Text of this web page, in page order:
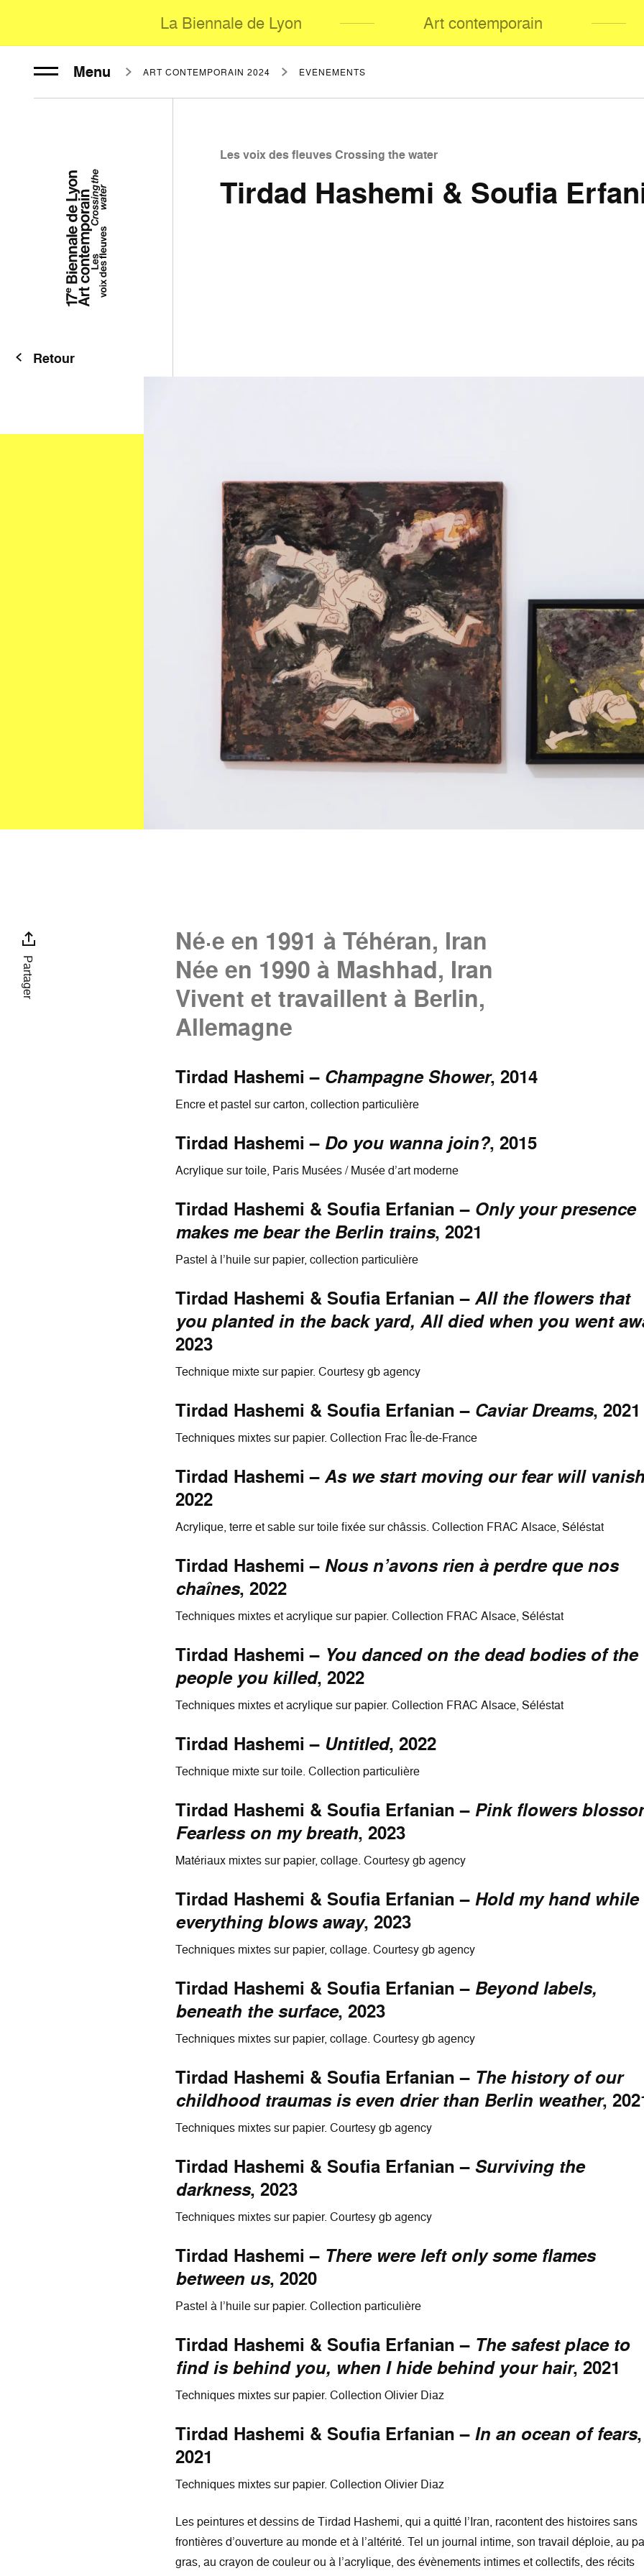
La Biennale de Lyon Art contemporain
Menu ART CONTEMPORAIN 2024 ÉVÈNEMENTS
Les voix des fleuves Crossing the water
Tirdad Hashemi & Soufia
Retour
Partager
Né·e en 1991 à Téhéran, Iran
Née en 1990 à Mashhad, Iran
Vivent et travaillent à Berlin,
Allemagne
Tirdad Hashemi – Champagne Shower, 2014
Encre et pastel sur carton, collection particulière
Tirdad Hashemi – Do you wanna join?, 2015
Acrylique sur toile, Paris Musées / Musée d’art moderne
Tirdad Hashemi & Soufia Erfanian – Only your presence
makes me bear the Berlin trains, 2021
Pastel à l’huile sur papier, collection particulière
Tirdad Hashemi & Soufia Erfanian –All the flowers that
you planted in the back yard, All died when you went
2023
Technique mixte sur papier. Courtesy gb agency
Tirdad Hashemi & Soufia Erfanian – Caviar Dreams, 2021
Techniques mixtes sur papier. Collection Frac Île-de-France
Tirdad Hashemi –As we start moving our fear will
2022
Acrylique, terre et sable sur toile fixée sur châssis. Collection FRAC Alsace, Séléstat
Tirdad Hashemi – Nous n’avons rien à perdre que nos
chaînes, 2022
Techniques mixtes et acrylique sur papier. Collection FRAC Alsace, Séléstat
Tirdad Hashemi – You danced on the dead bodies of the
people you killed, 2022
Techniques mixtes et acrylique sur papier. Collection FRAC Alsace, Séléstat
Tirdad Hashemi – Untitled, 2022
Technique mixte sur toile. Collection particulière
Tirdad Hashemi & Soufia Erfanian – Pink flowers
Fearless on my breath, 2023
Matériaux mixtes sur papier, collage. Courtesy gb agency
Tirdad Hashemi & Soufia Erfanian – Hold my hand while
everything blows away, 2023
Techniques mixtes sur papier, collage. Courtesy gb agency
Tirdad Hashemi & Soufia Erfanian – Beyond labels,
beneath the surface, 2023
Techniques mixtes sur papier, collage. Courtesy gb agency
Tirdad Hashemi & Soufia Erfanian – The history of our
childhood traumas is even drier than Berlin weather,
Techniques mixtes sur papier. Courtesy gb agency
Tirdad Hashemi & Soufia Erfanian – Surviving the
darkness, 2023
Techniques mixtes sur papier. Courtesy gb agency
Tirdad Hashemi – There were left only some flames
between us, 2020
Pastel à l’huile sur papier. Collection particulière
Tirdad Hashemi & Soufia Erfanian – The safest place to
find is behind you, when I hide behind your hair, 2021
Techniques mixtes sur papier. Collection Olivier Diaz
Tirdad Hashemi & Soufia Erfanian – In an ocean of fears,
2021
Techniques mixtes sur papier. Collection Olivier Diaz
Les peintures et dessins de Tirdad Hashemi, qui a quitté l’Iran, racontent des histoires sans
frontières d’ouverture au monde et à l’altérité. Tel un journal intime, son travail déploie, au
gras, au crayon de couleur ou à l’acrylique, des évènements intimes et collectifs, des récits